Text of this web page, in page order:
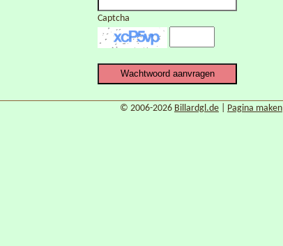
Captcha
© 2006-2026 Billardgl.de| Pagina maken